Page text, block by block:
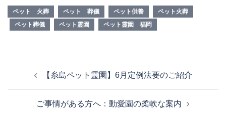
ペット 火葬 ペット 葬儀 ペット供養
ペット火葬
ペット葬儀
ペット霊園 ペット霊園 福岡
ナ
【糸島ペット霊園】6月定例法要のご紹介
ご事情がある方へ：動愛園の柔軟な案内